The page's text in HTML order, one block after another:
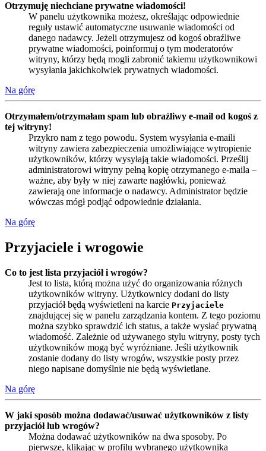
Otrzymuję niechciane prywatne wiadomości!
W panelu użytkownika możesz, określając odpowiednie
reguły ustawić automatyczne usuwanie wiadomości od
danego nadawcy. Jeżeli otrzymujesz od kogoś obraźliwe
prywatne wiadomości, poinformuj o tym moderatorów
witryny, którzy będą mogli zabronić takiemu użytkownikowi
wysyłania jakichkolwiek prywatnych wiadomości.
Na górę
Otrzymałem/otrzymałam spam lub obraźliwy e-mail od kogoś z
tej witryny!
Przykro nam z tego powodu. System wysyłania e-maili
witryny zawiera zabezpieczenia umożliwiające wytropienie
użytkowników, którzy wysyłają takie wiadomości. Prześlij
administratorowi witryny pełną kopię otrzymanego e-maila –
ważne, aby były w niej zawarte nagłówki, ponieważ
zawierają one informacje o nadawcy. Administrator będzie
wówczas mógł podjąć odpowiednie działania.
Na górę
Przyjaciele i wrogowie
Co to jest lista przyjaciół i wrogów?
Jest to lista, którą można użyć do organizowania różnych
użytkowników witryny. Użytkownicy dodani do listy
przyjaciół będą wyświetleni na karcie Przyjaciele
znajdującej się w panelu zarządzania kontem. Z tego poziomu
można szybko sprawdzić ich status, a także wysłać prywatną
wiadomość. Zależnie od używanego stylu witryny, posty tych
użytkowników mogą być wyróżniane. Jeśli użytkownik
zostanie dodany do listy wrogów, wszystkie posty przez
niego napisane domyślnie nie będą wyświetlane.
Na górę
W jaki sposób można dodawać/usuwać użytkowników z listy
przyjaciół lub wrogów?
Można dodawać użytkowników na dwa sposoby. Po
pierwsze, klikając w profilu wybranego użytkownika